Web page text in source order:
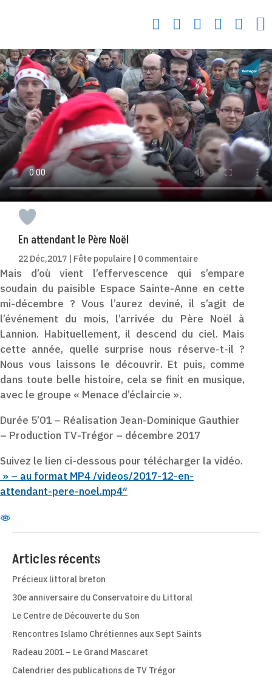
     
En attendant le Père Noël
22 Déc,2017 | Fête populaire | 0 commentaire
Mais d’où vient l’effervescence qui s’empare
soudain du paisible Espace Sainte-Anne en cette
mi-décembre ? Vous l’aurez deviné, il s’agit de
l’événement du mois, l’arrivée du Père Noël à
Lannion. Habituellement, il descend du ciel. Mais
cette année, quelle surprise nous réserve-t-il ?
Nous vous laissons le découvrir. Et puis, comme
dans toute belle histoire, cela se finit en musique,
avec le groupe « Menace d’éclaircie ».
Durée 5’01 – Réalisation Jean-Dominique Gauthier
– Production TV-Trégor – décembre 2017
Suivez le lien ci-dessous pour télécharger la vidéo.
» – au format MP4 /videos/2017-12-en-
attendant-pere-noel.mp4″
Articles récents
Précieux littoral breton
30e anniversaire du Conservatoire du Littoral
Le Centre de Découverte du Son
Rencontres Islamo Chrétiennes aux Sept Saints
Radeau 2001 – Le Grand Mascaret
Calendrier des publications de TV Trégor